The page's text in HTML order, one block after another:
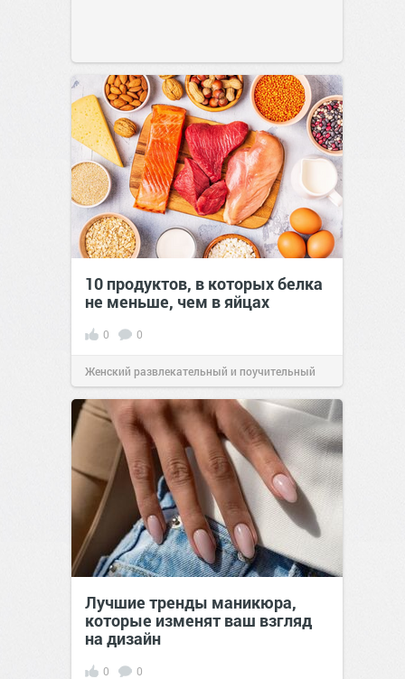
10 продуктов, в которых белка
не меньше, чем в яйцах
0 0
Женский развлекательный и поучительный
сайт.23:4206 авг 2026
Лучшие тренды маникюра,
которые изменят ваш взгляд
на дизайн
0 0